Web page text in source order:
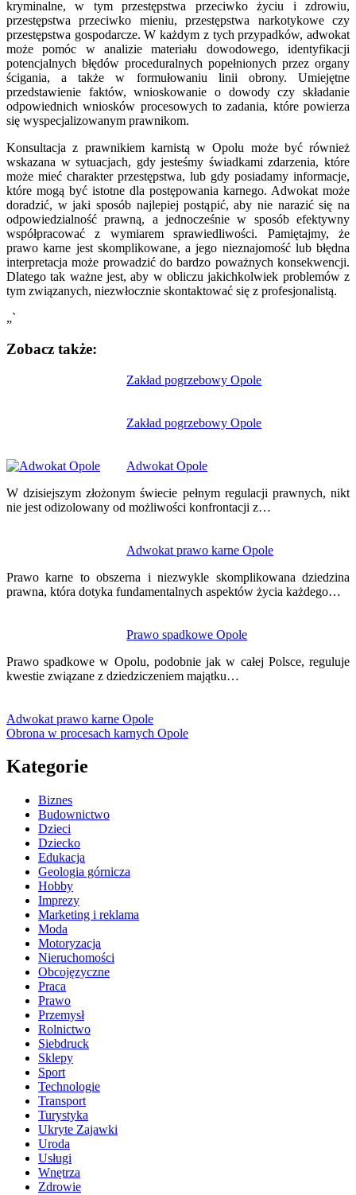
kryminalne, w tym przestępstwa przeciwko życiu i zdrowiu,
przestępstwa przeciwko mieniu, przestępstwa narkotykowe czy
przestępstwa gospodarcze. W każdym z tych przypadków, adwokat
może pomóc w analizie materiału dowodowego, identyfikacji
potencjalnych błędów proceduralnych popełnionych przez organy
ścigania, a także w formułowaniu linii obrony. Umiejętne
przedstawienie faktów, wnioskowanie o dowody czy składanie
odpowiednich wniosków procesowych to zadania, które powierza
się wyspecjalizowanym prawnikom.
Konsultacja z prawnikiem karnistą w Opolu może być również
wskazana w sytuacjach, gdy jesteśmy świadkami zdarzenia, które
może mieć charakter przestępstwa, lub gdy posiadamy informacje,
które mogą być istotne dla postępowania karnego. Adwokat może
doradzić, w jaki sposób najlepiej postąpić, aby nie narazić się na
odpowiedzialność prawną, a jednocześnie w sposób efektywny
współpracować z wymiarem sprawiedliwości. Pamiętajmy, że
prawo karne jest skomplikowane, a jego nieznajomość lub błędna
interpretacja może prowadzić do bardzo poważnych konsekwencji.
Dlatego tak ważne jest, aby w obliczu jakichkolwiek problemów z
tym związanych, niezwłocznie skontaktować się z profesjonalistą.
„`
Zobacz także:
Zakład pogrzebowy Opole
Zakład pogrzebowy Opole
Adwokat Opole
W dzisiejszym złożonym świecie pełnym regulacji prawnych, nikt
nie jest odizolowany od możliwości konfrontacji z…
Adwokat prawo karne Opole
Prawo karne to obszerna i niezwykle skomplikowana dziedzina
prawna, która dotyka fundamentalnych aspektów życia każdego…
Prawo spadkowe Opole
Prawo spadkowe w Opolu, podobnie jak w całej Polsce, reguluje
kwestie związane z dziedziczeniem majątku…
Adwokat prawo karne Opole
Obrona w procesach karnych Opole
Kategorie
Biznes
Budownictwo
Dzieci
Dziecko
Edukacja
Geologia górnicza
Hobby
Imprezy
Marketing i reklama
Moda
Motoryzacja
Nieruchomości
Obcojęzyczne
Praca
Prawo
Przemysł
Rolnictwo
Siebdruck
Sklepy
Sport
Technologie
Transport
Turystyka
Ukryte Zajawki
Uroda
Usługi
Wnętrza
Zdrowie